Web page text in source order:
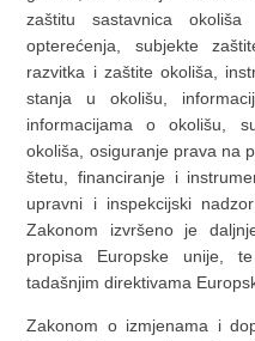
zaštitu sastavnica
opterećenja, subjekte
razvitka i zaštite okoliša,
stanja u okolišu,
informacijama o okolišu,
okoliša, osiguranje prava na
štetu, financiranje i
upravni i inspekcijski
Zakonom izvršeno je
propisa Europske unije,
tadašnjim direktivama
Zakonom o izmjenama i